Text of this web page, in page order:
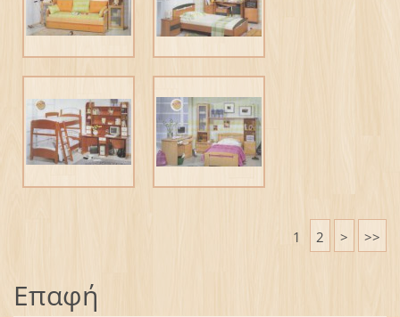
1 2 > >>
Επαφή